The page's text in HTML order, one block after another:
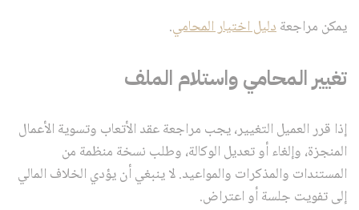
يمكن مراجعةدليل اختيار المحامي.
تغيير المحامي واستلام الملف
إذا قرر العميل التغيير، يجب مراجعة عقد الأتعاب وتسوية الأعمال
المنجزة، وإلغاء أو تعديل الوكالة، وطلب نسخة منظمة من
المستندات والمذكرات والمواعيد. لا ينبغي أن يؤدي الخلاف المالي
إلى تفويت جلسة أو اعتراض.